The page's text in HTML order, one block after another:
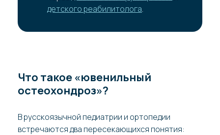
детского реабилитолога.
Что такое «ювенильный
остеохондроз»?
В русскоязычной педиатрии и ортопедии
встречаются два пересекающихся понятия: